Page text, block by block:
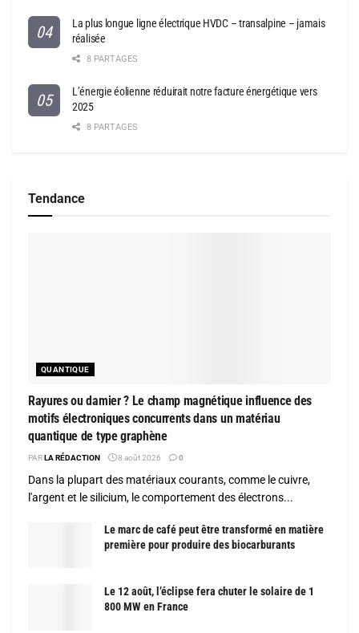
La plus longue ligne électrique HVDC – transalpine – jamais
réalisée
8 PARTAGES
L’énergie éolienne réduirait notre facture énergétique vers
2025
8 PARTAGES
Tendance
QUANTIQUE
Rayures ou damier ? Le champ magnétique influence des
motifs électroniques concurrents dans un matériau
quantique de type graphène
PARLA RÉDACTION 8 août 2026 0
Dans la plupart des matériaux courants, comme le cuivre,
l'argent et le silicium, le comportement des électrons...
Le marc de café peut être transformé en matière
première pour produire des biocarburants
Le 12 août, l’éclipse fera chuter le solaire de 1
800 MW en France